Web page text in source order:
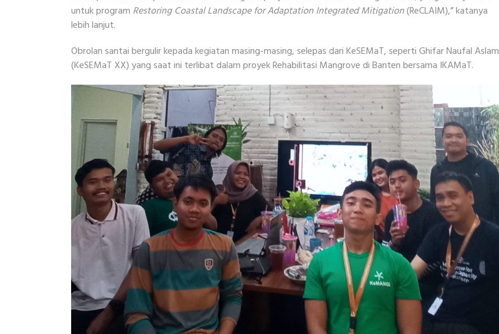
untuk program Restoring Coastal Landscape for Adaptation Integrated Mitigation(ReCLAIM),” katanya
lebih lanjut.
Obrolan santai bergulir kepada kegiatan masing-masing, selepas dari KeSEMaT, seperti Ghifar Naufal Aslam
(KeSEMaT XX) yang saat ini terlibat dalam proyek Rehabilitasi Mangrove di Banten bersama IKAMaT.